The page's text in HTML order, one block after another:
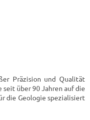
Präzision und Qualität
über 90 Jahren auf die
die Geologie spezialisiert